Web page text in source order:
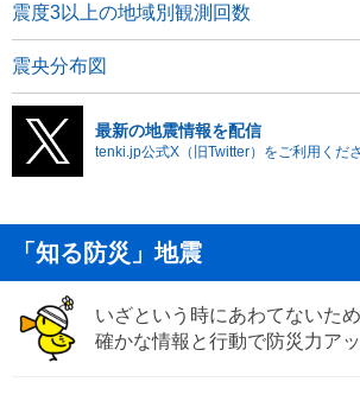
震度3以上の地域別観測回数
震央分布図
最新の地震情報を配信
tenki.jp公式X（旧Twitter）をご利用くださ
「知る防災」地震
いざという時にあわてないた
確かな情報と行動で防災力ア